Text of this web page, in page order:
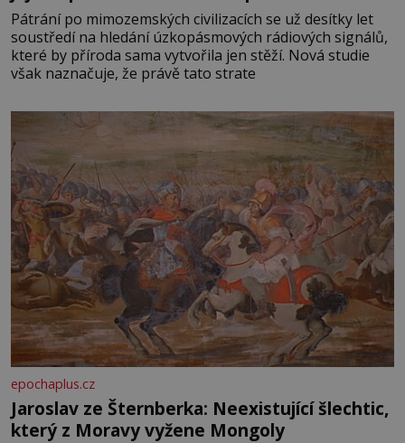
Pátrání po mimozemských civilizacích se už desítky let
soustředí na hledání úzkopásmových rádiových signálů,
které by příroda sama vytvořila jen stěží. Nová studie
však naznačuje, že právě tato strate
epochaplus.cz
Jaroslav ze Šternberka: Neexistující šlechtic,
který z Moravy vyžene Mongoly